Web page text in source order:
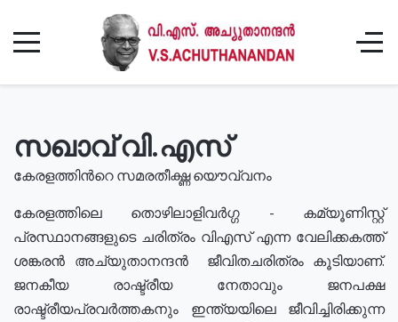
സഖാവ് വി.എസ്
കേരളത്തിൻറെ സമരതീക്ഷ്ണ യൌവ്വനം
കേരളത്തിലെ തൊഴിലാളിവർഗ്ഗ - കമ്യൂണിസ്റ്റ്
പ്രസ്ഥാനങ്ങളുടെ ചരിത്രം വിഎസ് എന്ന വേലിക്കകത്ത്
ശങ്കരൻ അച്യുതാനന്ദൻ ജീവിതചരിത്രം കൂടിയാണ്.
ജനകീയ രാഷ്ട്രീയ നേതാവും ജനപക്ഷ
രാഷ്ട്രീയപ്രവർത്തകനും ഇന്ത്യയിലെ ജീവിച്ചിരിക്കുന്ന